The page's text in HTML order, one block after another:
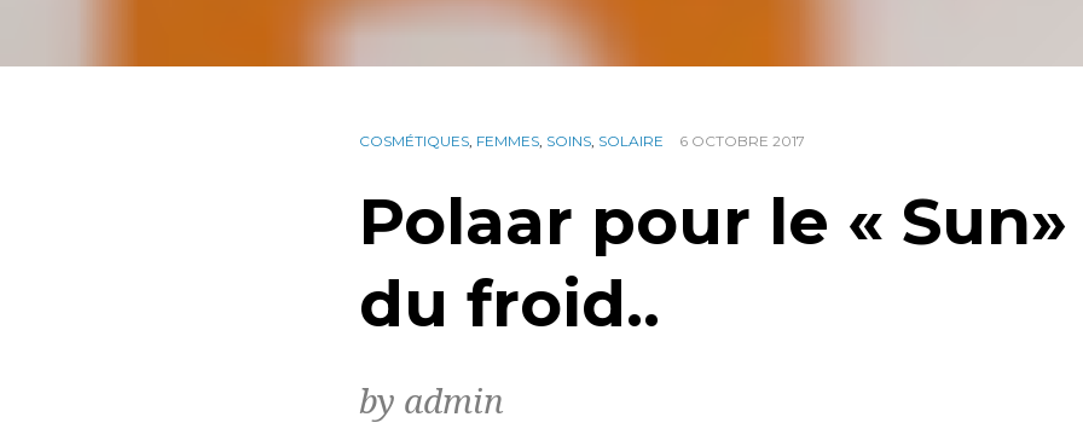
COSMÉTIQUES, FEMMES, SOINS, SOLAIRE 6 OCTOBRE 2017
Polaar pour le «
du froid..
by admin